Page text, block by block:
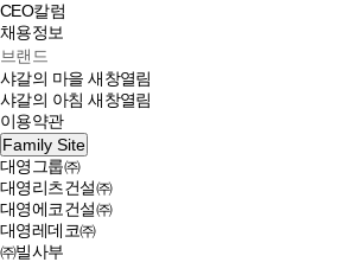
CEO칼럼
채용정보
브랜드
샤갈의 마을새창열림
샤갈의 아침새창열림
이용약관
Family Site
대영그룹㈜
대영리츠건설㈜
대영에코건설㈜
대영레데코㈜
㈜빌사부